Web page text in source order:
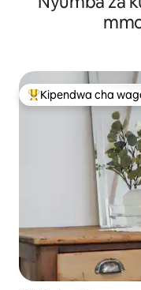
Kipendwa maarufu
Kipendwa cha